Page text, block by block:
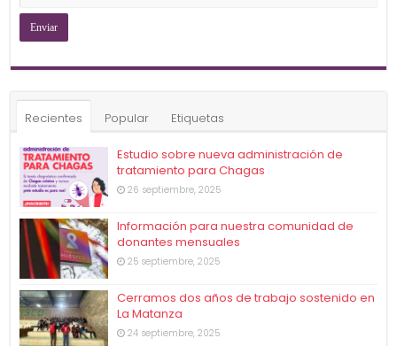
Recientes Popular Etiquetas
Estudio sobre nueva administración de
tratamiento para Chagas
26 septiembre, 2025
Información para nuestra comunidad de
donantes mensuales
25 septiembre, 2025
Cerramos dos años de trabajo sostenido en
La Matanza
24 septiembre, 2025